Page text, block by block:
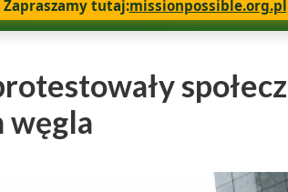
Zapraszamy tutaj:missionpossible.org.pl
węgla